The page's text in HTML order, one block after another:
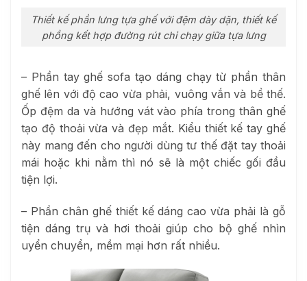
Thiết kế phần lưng tựa ghế với đệm dày dặn, thiết kế
phồng kết hợp đường rút chỉ chạy giữa tựa lưng
– Phần tay ghế sofa tạo dáng chạy từ phần thân
ghế lên với độ cao vừa phải, vuông vắn và bề thế.
Ốp đệm da và hướng vát vào phía trong thân ghế
tạo độ thoải vừa và đẹp mắt. Kiểu thiết kế tay ghế
này mang đến cho người dùng tư thế đặt tay thoải
mái hoặc khi nằm thì nó sẽ là một chiếc gối đầu
tiện lợi.
– Phần chân ghế thiết kế dáng cao vừa phải là gỗ
tiện dáng trụ và hơi thoải giúp cho bộ ghế nhìn
uyển chuyển, mềm mại hơn rất nhiều.